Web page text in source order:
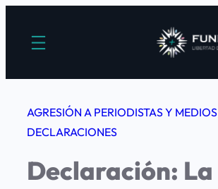
AGRESIÓN A PERIODISTAS Y MEDIOS
DECLARACIONES
Declaración: La